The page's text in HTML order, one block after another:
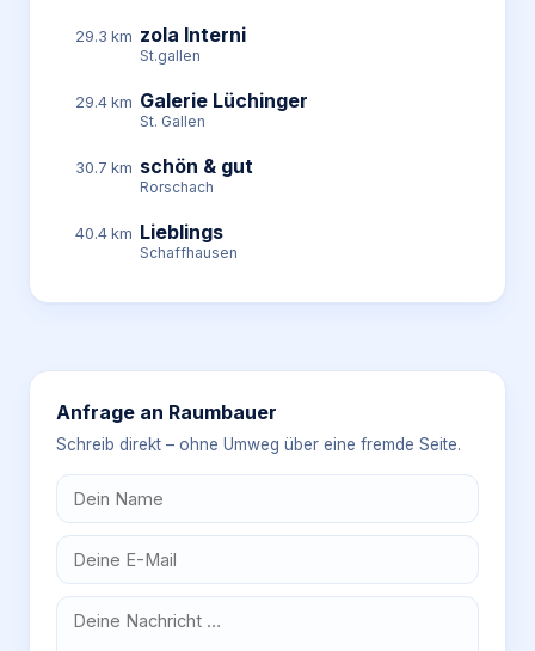
29.3 km zola Interni
St.gallen
29.4 km Galerie Lüchinger
St. Gallen
30.7 km schön & gut
Rorschach
40.4 km Lieblings
Schaffhausen
Anfrage an Raumbauer
Schreib direkt – ohne Umweg über eine fremde Seite.